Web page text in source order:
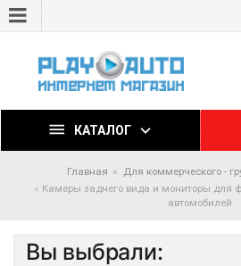
КАТАЛОГ
Главная
Для коммерческого -
Камеры заднего вида и мониторы для
автомобилей
Вы выбрали: